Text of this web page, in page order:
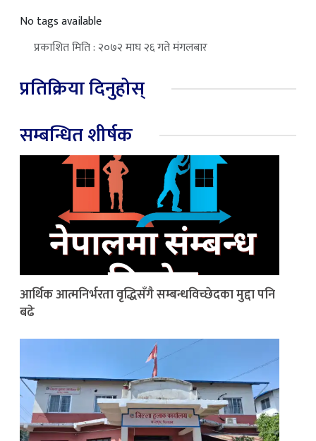
No tags available
प्रकाशित मिति : २०७२ माघ २६ गते मंगलबार
प्रतिक्रिया दिनुहोस्
सम्बन्धित शीर्षक
आर्थिक आत्मनिर्भरता वृद्धिसँगै सम्बन्धविच्छेदका मुद्दा पनि
बढे